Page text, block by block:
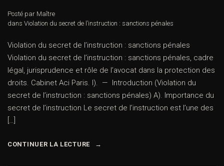
Posté par Maître
dans Violation du secret de l’instruction : sanctions pénales
Violation du secret de l’instruction : sanctions pénales
Violation du secret de l’instruction : sanctions pénales, cadre
légal, jurisprudence et rôle de l’avocat dans la protection des
droits. Cabinet Aci Paris. I). — Introduction (Violation du
secret de l’instruction : sanctions pénales) A). Importance du
secret de l’instruction Le secret de l’instruction est l’une des
[…]
CONTINUER LA LECTURE